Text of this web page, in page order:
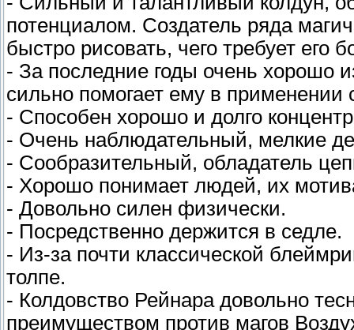
потенциалом. Создатель ряда
быстро рисовать, чего требует его
- За последние годы очень хорошо
сильно помогает ему в применении
- Способен хорошо и долго
- Очень наблюдательный, мелкие
- Сообразительный, обладатель
- Хорошо понимает людей, их
- Довольно силен физически.
- Посредственно держится в седле.
- Из-за почти классической
толпе.
- Колдовство Рейнара довольно
преимуществом против магов